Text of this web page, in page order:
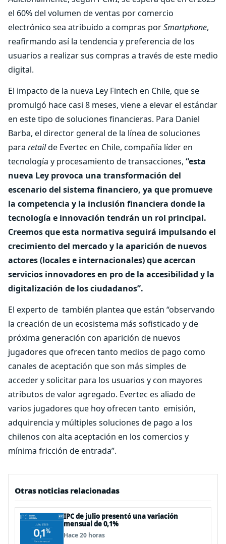
el 60% del volumen de ventas por comercio
electrónico sea atribuido a compras porSmartphone,
reafirmando así la tendencia y preferencia de los
usuarios a realizar sus compras a través de este medio
digital.
El impacto de la nueva Ley Fintech en Chile, que se
promulgó hace casi 8 meses, viene a elevar el estándar
en este tipo de soluciones financieras. Para Daniel
Barba, el director general de la línea de soluciones
para retailde Evertec en Chile, compañía líder en
tecnología y procesamiento de transacciones, “esta
nueva Ley provoca una transformación del
escenario del sistema financiero, ya que promueve
la competencia y la inclusión financiera donde la
tecnología e innovación tendrán un rol principal.
Creemos que esta normativa seguirá impulsando el
crecimiento del mercado y la aparición de nuevos
actores (locales e internacionales) que acercan
servicios innovadores en pro de la accesibilidad y la
digitalización de los ciudadanos”.
El experto de también plantea que están “observando
la creación de un ecosistema más sofisticado y de
próxima generación con aparición de nuevos
jugadores que ofrecen tanto medios de pago como
canales de aceptación que son más simples de
acceder y solicitar para los usuarios y con mayores
atributos de valor agregado. Evertec es aliado de
varios jugadores que hoy ofrecen tanto emisión,
adquirencia y múltiples soluciones de pago a los
chilenos con alta aceptación en los comercios y
mínima fricción de entrada”.
Otras noticias relacionadas
IPC de julio presentó una variación
mensual de 0,1%
Hace 20 horas